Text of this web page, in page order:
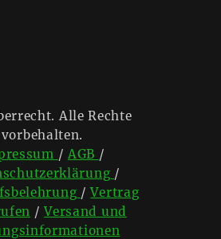
Alle Rechte
vorbehalten.
/ AGB /
/
/Vertrag
/Versand und